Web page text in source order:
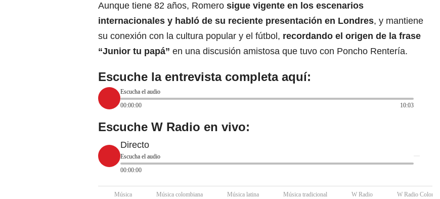
Aunque tiene 82 años, Romero sigue vigente en los escenarios
internacionales y habló de su reciente presentación en Londres, y mantiene
su conexión con la cultura popular y el fútbol, recordando el origen de la frase
“Junior tu papá” en una discusión amistosa que tuvo con Poncho Rentería.
Escuche la entrevista completa aquí:
Escucha el audio
00:00:00
10:03
Escuche W Radio en vivo:
Directo
Escucha el audio
00:00:00
Música Música colombiana Música latina Música tradicional W Radio W Radio Colombia